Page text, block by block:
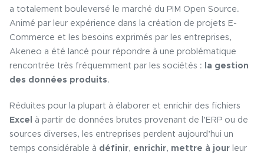
a totalement bouleversé le marché du PIM Open Source.
Animé par leur expérience dans la création de projets E-
Commerce et les besoins exprimés par les entreprises,
Akeneo a été lancé pour répondre à une problématique
rencontrée très fréquemment par les sociétés :
la gestion
des données produits.
Réduites pour la plupart à élaborer et enrichir des fichiers
Excel
à partir de données brutes provenant de l’ERP ou de
sources diverses, les entreprises perdent aujourd’hui un
temps considérable à définir, enrichir, mettre à jour leur